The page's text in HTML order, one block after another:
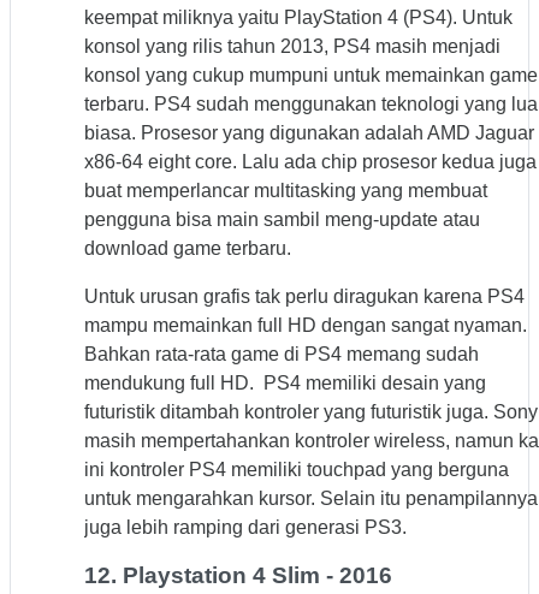
keempat miliknya yaitu PlayStation 4 (PS4). Untuk
konsol yang rilis tahun 2013, PS4 masih menjadi
konsol yang cukup mumpuni untuk memainkan game
terbaru. PS4 sudah menggunakan teknologi yang
biasa. Prosesor yang digunakan adalah AMD Jaguar
x86-64 eight core. Lalu ada chip prosesor kedua juga
buat memperlancar multitasking yang membuat
pengguna bisa main sambil meng-update atau
download game terbaru.
Untuk urusan grafis tak perlu diragukan karena PS4
mampu memainkan full HD dengan sangat nyaman.
Bahkan rata-rata game di PS4 memang sudah
mendukung full HD. PS4 memiliki desain yang
futuristik ditambah kontroler yang futuristik juga. Sony
masih mempertahankan kontroler wireless, namun
ini kontroler PS4 memiliki touchpad yang berguna
untuk mengarahkan kursor. Selain itu penampilannya
juga lebih ramping dari generasi PS3.
12. Playstation 4 Slim - 2016